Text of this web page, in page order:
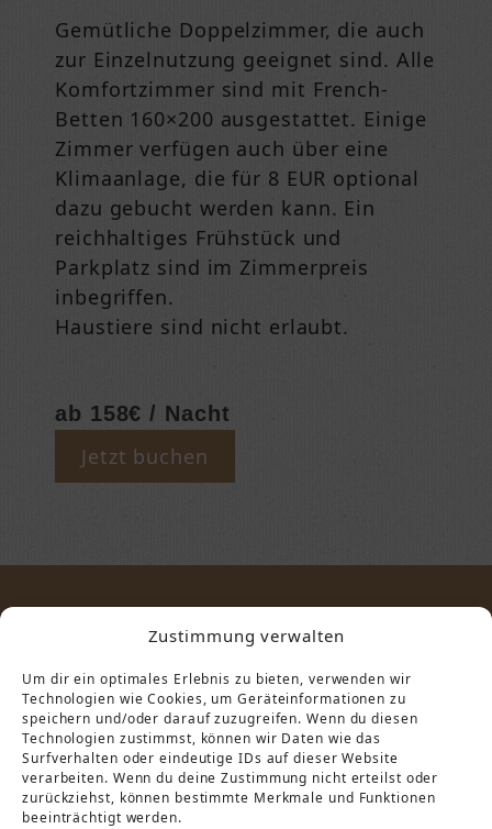
Zustimmung verwalten
Um dir ein optimales Erlebnis zu bieten, verwenden wir
Technologien wie Cookies, um Geräteinformationen zu
speichern und/oder darauf zuzugreifen. Wenn du diesen
Technologien zustimmst, können wir Daten wie das
Surfverhalten oder eindeutige IDs auf dieser Website
verarbeiten. Wenn du deine Zustimmung nicht erteilst oder
zurückziehst, können bestimmte Merkmale und Funktionen
beeinträchtigt werden.
Gemütliche Doppelzimmer, die auch
zur Einzelnutzung geeignet sind. Alle
Komfortzimmer sind mit French-
Betten 160×200 ausgestattet. Einige
Zimmer verfügen auch über eine
Klimaanlage, die für 8 EUR optional
dazu gebucht werden kann. Ein
reichhaltiges Frühstück und
Parkplatz sind im Zimmerpreis
inbegriffen.
Haustiere sind nicht erlaubt.
ab 158€ / Nacht
Jetzt buchen
STARTSEITE KONTAKT
IMPRESSUM DATENSCHUTZ